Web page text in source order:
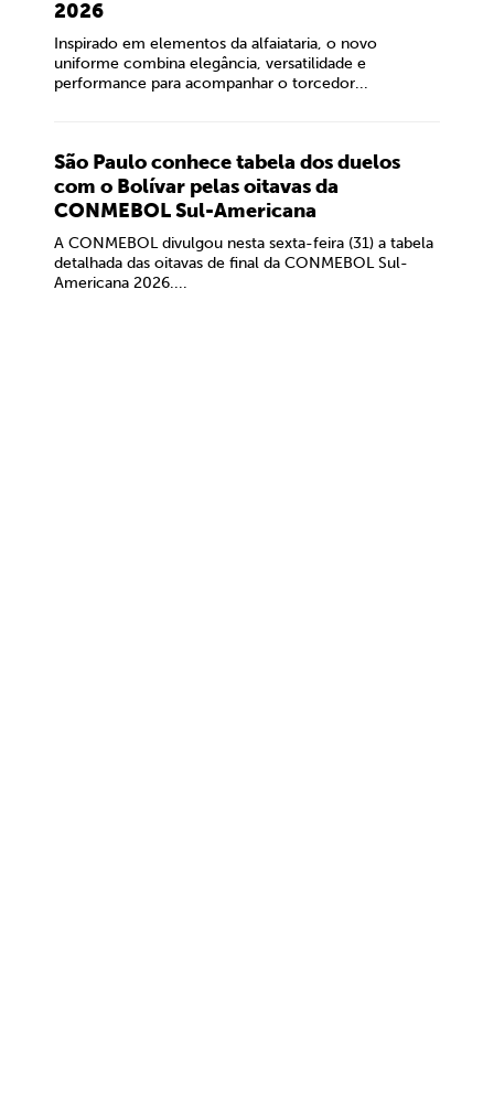
2026
Inspirado em elementos da alfaiataria, o novo
uniforme combina elegância, versatilidade e
performance para acompanhar o torcedor...
São Paulo conhece tabela dos duelos
com o Bolívar pelas oitavas da
CONMEBOL Sul-Americana
A CONMEBOL divulgou nesta sexta-feira (31) a tabela
detalhada das oitavas de final da CONMEBOL Sul-
Americana 2026....